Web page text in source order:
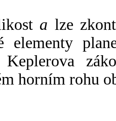
a lze
elementy
horním rohu